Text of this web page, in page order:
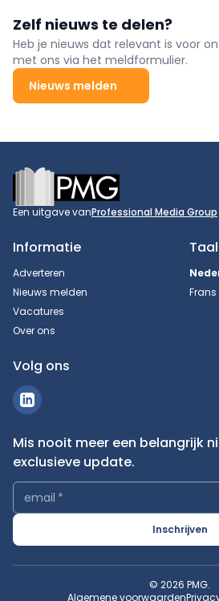
Zelf nieuws te delen?
Heb je nieuws dat relevant is voor
met ons via het meldformulier.
Nieuws melden
Footer
Een uitgave vanProfessional Media Group
Informatie
Adverteren
Nieuws melden
Vacatures
Over ons
Taal
Frans
Volg ons
Mis nooit meer een belangrijk
exclusieve update.
email *
Inschrijven
© 2026 PMG.
Algemene voorwaarden